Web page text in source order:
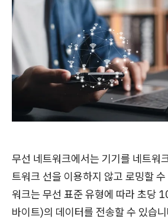
무선 네트워크에서는 기기를 네트워
트워크 선을 이용하지 않고 로밍할
워크는 무선 표준 유형에 따라 초당
바이트)의 데이터를 전송할 수 있습